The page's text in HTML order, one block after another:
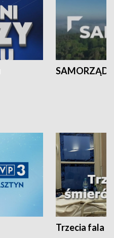
SAMORZĄD
Trzecia fala -